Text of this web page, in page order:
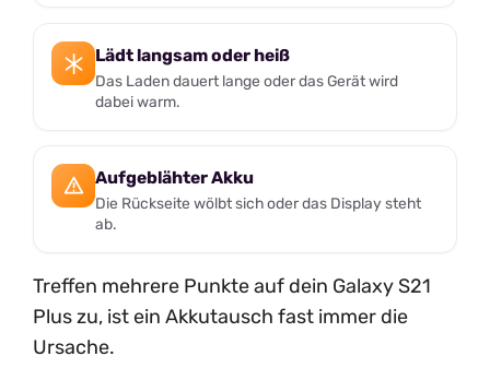
Lädt langsam oder heiß
Das Laden dauert lange oder das Gerät wird
dabei warm.
Aufgeblähter Akku
Die Rückseite wölbt sich oder das Display steht
ab.
Treffen mehrere Punkte auf dein Galaxy S21
Plus zu, ist ein Akkutausch fast immer die
Ursache.